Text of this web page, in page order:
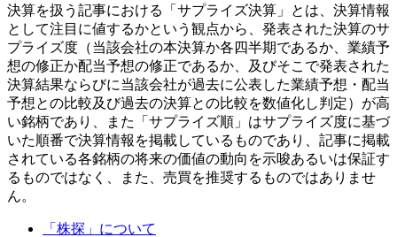
決算を扱う記事における「サプライズ決算」とは、決算情報
として注目に値するかという観点から、発表された決算のサ
プライズ度（当該会社の本決算か各四半期であるか、業績予
想の修正か配当予想の修正であるか、及びそこで発表された
決算結果ならびに当該会社が過去に公表した業績予想・配当
予想との比較及び過去の決算との比較を数値化し判定）が高
い銘柄であり、また「サプライズ順」はサプライズ度に基づ
いた順番で決算情報を掲載しているものであり、記事に掲載
されている各銘柄の将来の価値の動向を示唆あるいは保証す
るものではなく、また、売買を推奨するものではありませ
ん。
「株探」について